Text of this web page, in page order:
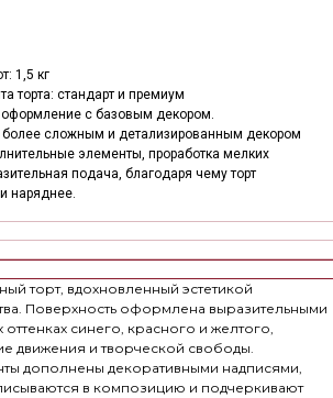
1,5 кг
торта: стандарт и премиум
оформление с базовым декором.
более сложным и детализированным декором
элементы, проработка мелких
подача, благодаря чему торт
наряднее.
торт, вдохновленный эстетикой
Поверхность оформлена выразительными
синего, красного и желтого,
движения и творческой свободы.
дополнены декоративными надписями,
в композицию и подчеркивают